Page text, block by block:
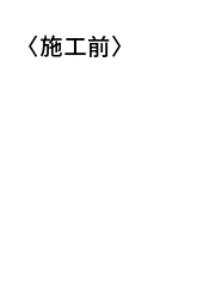
〈施工前〉